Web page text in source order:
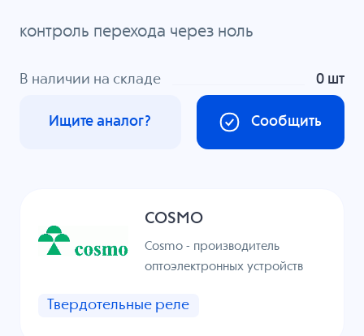
контроль перехода через ноль
В наличии на складе 0 шт
Сообщить
Ищите аналог?
COSMO
Cosmo - производитель
оптоэлектронных устройств
Твердотельные реле